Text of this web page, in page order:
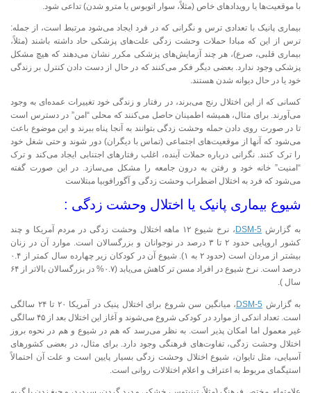
با موقعیت‌ها یا رویدادهای خاص (مثلاً، سوار اتوبوس یا مترو شدن) تداعی شود.
بیماری پانیک با تعدادی ترس و نگرانی که در فرد ایجاد می‌شود مرتبط است، از جمله:
ترس از این که مبادا حملات وحشت زدگی علت‌های پزشکی حاد داشته باشند (مثلاً،
بیماری قلبی، صرع)، هر چند آزمایش‌های پزشکی مکرر نشان می‌دهند که هیچ مشکل
پزشکی وجود ندارد. بعضی دیگر فکر می‌کنند که در حال از دست دادن کنترل بر زندگی
خود یا در حال دیوانه شدن هستند.
کسانی که از این اختلال رنج می‌برند، در رفتار و زندگی خود تغییرات عمده‌ای به وجود
می‌آورند. برای مثال، همیشه اطمینان حاصل می‌کنند که محلی “امن” در دسترس است
تا در صورت روی دادن حمله وحشت زدگی بتوانند به آنجا پناه ببرند و این موضوع باعث
می‌شود که آنها از موقعیت‌های اجتماعی (تماس با دیگران) دور شوند و حتی شغل خود
را ترک کنند. نگرانی درباره حملات آینده، اغلب رفتارهای اجتنابی ایجاد می‌کند و ترک
“امنیت” خانه خود و رفتن به درون جامعه را مشکل می‌سازد. در این صورت گفته
می‌شود که فرد به اختلال اضطراب وحشت زدگی و آگورافوبیا مبتلاست
شیوع بیماری پانیک یا اختلال وحشت زدگی :
به گزارش DSM-5
، نرخ شیوع ۱۲ ماهه اختلال وحشت زدگی در مردم آمریکا و چند
کشور اروپایی حدود ۲ تا ۳ درصد در نوجوانان و بزرگسالان است. موارد آن در زنان
بیشتر از مردان است (حدود ۲ به ۱). شیوع آن در کودکان زیر چهارده سال کمتر از ۰.۴
درصد است. نرخ شیوع در افراد مسن تر کاهش می‌یابد (۰.۷% در بزرگسالان بالاتر از ۶۴
سال ).
به گزارش DSM-5
، میانگین سن شروع برای اختلال پنیک در آمریکا ۲۰ تا ۲۴ سالگی
است. تعداد اندکی از موارد در کودکی شروع می‌شوند و آغاز این اختلال بعد از ۴۵ سالگی
غیر معمول اما امکان پذیر است. به نظر می‌رسد که هم در شیوع و هم در نحوه بروز
اختلال وحشت زدگی، تفاوت‌های فرهنگی وجود دارد. برای مثال، در بعضی کشورهای
آسیایی، مثل تایوان، شیوع اختلال وحشت زدگی بسیار پایین است و علت آن احتمالاً
استیگمای مربوط به اعتراف و اعلام اختلالات روانی است.